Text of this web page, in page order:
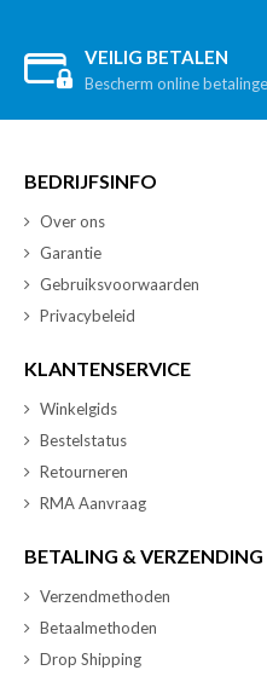
VEILIG BETALEN
Bescherm online
BEDRIJFSINFO
Over ons
Garantie
Gebruiksvoorwaarden
Privacybeleid
KLANTENSERVICE
Winkelgids
Bestelstatus
Retourneren
RMA Aanvraag
BETALING & VERZENDING
Verzendmethoden
Betaalmethoden
Drop Shipping